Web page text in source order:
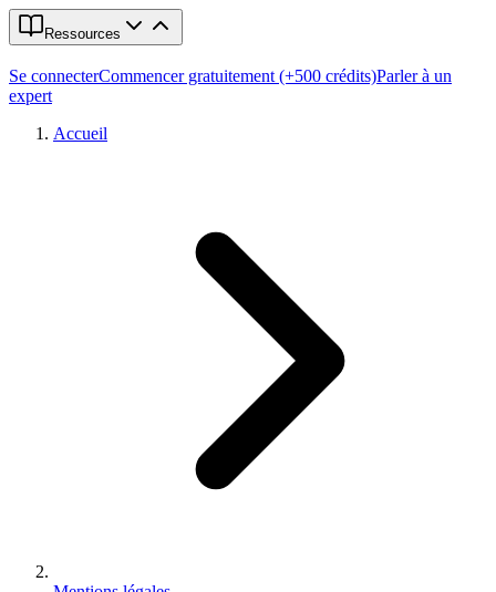
Ressources
Se connecterCommencer gratuitement (+500 crédits)Parler à un
expert
Accueil